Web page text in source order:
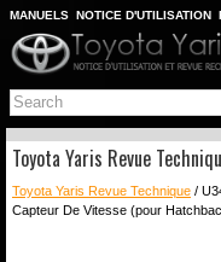
MANUELS NOTICE D'UTILISATION
PLAN DU SITE
CHERCHER
Toyota Yaris Revue
Toyota Yaris Revue Technique /
Capteur De Vitesse (pour